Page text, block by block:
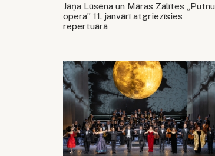
Jāņa Lūsēna un Māras Zālītes „Putnu
opera” 11. janvārī atgriezīsies
repertuārā